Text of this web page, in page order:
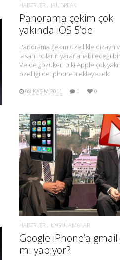
HABERLER JAILBREAK
Panorama çekim çok
yakında iOS 5’de
Panorama çekim özellikle dizayn
tasarımcıların yararlanabileceği
Ve de gözüken o ki Apple çok
özelliği de iphone’a ekleyecek.
08 KASIM 2011 0 0
DAHA FAZLA BILGI.
HABERLER UYGULAMALAR
Google iPhone’a
mı yapıyor?